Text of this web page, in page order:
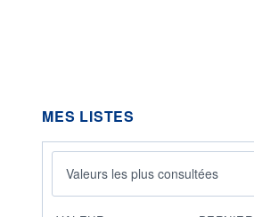
MES LISTES
Valeurs les plus consultées